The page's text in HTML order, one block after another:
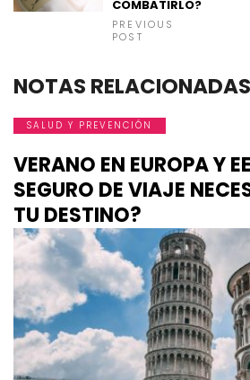
COMBATIRLO?
PREVIOUS
POST
NOTAS RELACIONADAS
SALUD Y PREVENCIÓN
VERANO EN EUROPA Y
SEGURO DE VIAJE
TU DESTINO?